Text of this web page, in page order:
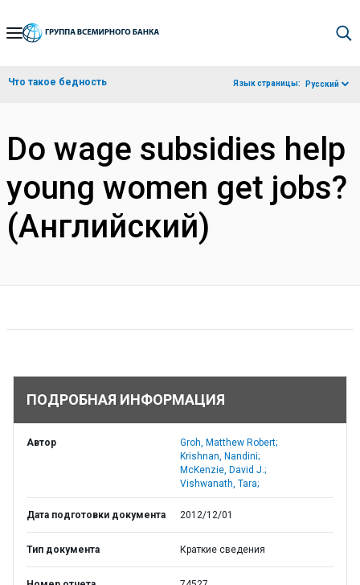
Skip
Navigation
Что такое бедность Язык страницы: Русский
Do wage subsidies help
young women get jobs?
(Английский)
ПОДРОБНАЯ ИНФОРМАЦИЯ
Автор
Groh, Matthew Robert;
Krishnan, Nandini;
McKenzie, David J.;
Vishwanath, Tara;
Дата подготовки документа 2012/12/01
Тип документа Краткие сведения